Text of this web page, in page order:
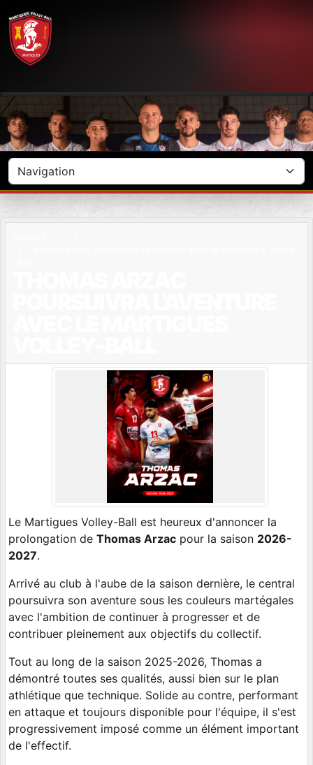
Le Martigues Volley-Ball est heureux d'annoncer la
prolongation de Thomas Arzac pour la saison 2026-
2027.
Arrivé au club à l'aube de la saison dernière, le central
poursuivra son aventure sous les couleurs martégales
avec l'ambition de continuer à progresser et de
contribuer pleinement aux objectifs du collectif.
Tout au long de la saison 2025-2026, Thomas a
démontré toutes ses qualités, aussi bien sur le plan
athlétique que technique. Solide au contre, performant
en attaque et toujours disponible pour l'équipe, il s'est
progressivement imposé comme un élément important
de l'effectif.
Panneau de gestion des cookies